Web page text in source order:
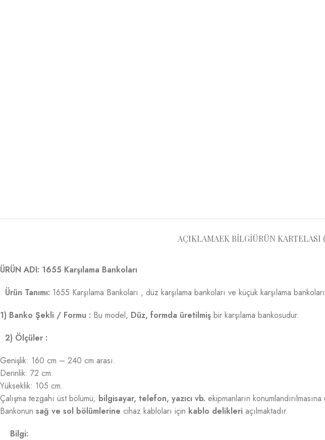
AÇIKLAMAEK BILGIÜRÜN KARTELASI
ÜRÜN ADI: 1655 Karşılama Bankoları
Ürün Tanımı: 1655 Karşılama Bankoları , düz karşılama bankoları ve küçük karşılama
1) Banko Şekli / Formu : Bu model, Düz, formda üretilmiş bir karşılama bankosudur.
2) Ölçüler :
Genişlik: 160 cm – 240 cm arası.
Derinlik: 72 cm.
Yükseklik: 105 cm.
Çalışma tezgahı üst bölümü; bilgisayar, telefon, yazıcı vb. ekipmanların
Bankonun sağ ve sol bölümlerine cihaz kabloları için kablo delikleri açılmaktadır.
Bilgi: